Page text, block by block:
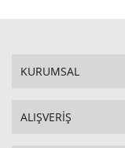
KURUMSAL
ALIŞVERİŞ